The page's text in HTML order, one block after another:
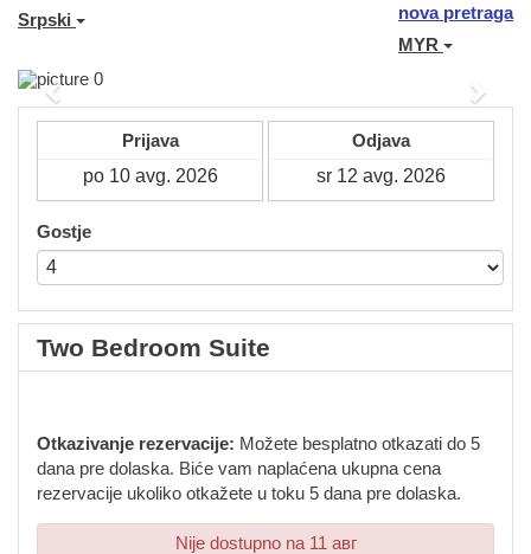
Srpski
nova pretraga
MYR
Previous Next
Prijava Odjava
Gostje
Two Bedroom Suite
Otkazivanje rezervacije: Možete besplatno otkazati do 5
dana pre dolaska. Biće vam naplaćena ukupna cena
rezervacije ukoliko otkažete u toku 5 dana pre dolaska.
Nije dostupno na 11 авг